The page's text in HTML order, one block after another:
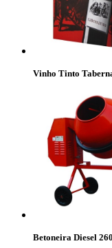
Vinho Tinto
Betoneira Diesel